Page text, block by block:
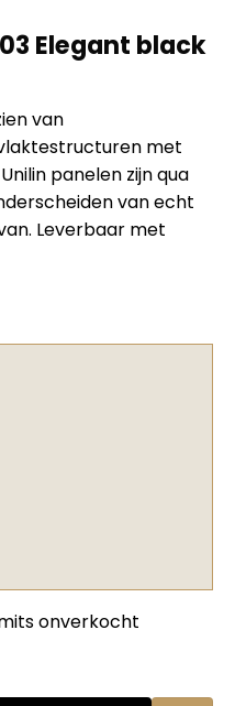
Elegant black
van
met
panelen zijn qua
van echt
Leverbaar met
onverkocht
black 70% PEFC gecert.